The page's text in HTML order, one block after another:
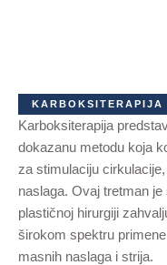
KARBOKSITERAPIJA
Karboksiterapija
dokazanu metodu koja
za stimulaciju
naslaga. Ovaj tretman
plastičnoj hirurgiji
širokom spektru
masnih naslaga i strija.